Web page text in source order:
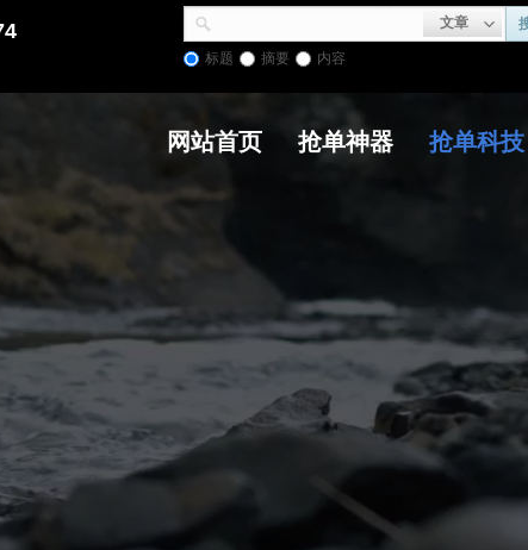
文章
标题 摘要 内容
网站首页 抢单神器 抢单科技